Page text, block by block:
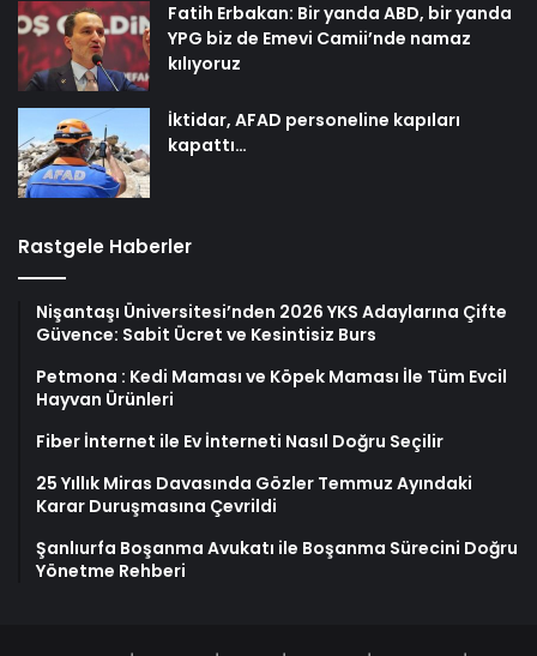
Fatih Erbakan: Bir yanda ABD, bir yanda
YPG biz de Emevi Camii’nde namaz
kılıyoruz
İktidar, AFAD personeline kapıları
kapattı…
Rastgele Haberler
Nişantaşı Üniversitesi’nden 2026 YKS Adaylarına Çifte
Güvence: Sabit Ücret ve Kesintisiz Burs
Petmona : Kedi Maması ve Köpek Maması İle Tüm Evcil
Hayvan Ürünleri
Fiber İnternet ile Ev İnterneti Nasıl Doğru Seçilir
25 Yıllık Miras Davasında Gözler Temmuz Ayındaki
Karar Duruşmasına Çevrildi
Şanlıurfa Boşanma Avukatı ile Boşanma Sürecini Doğru
Yönetme Rehberi